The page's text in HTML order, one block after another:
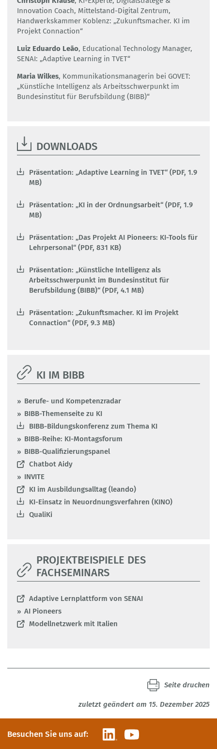
Innovation Coach, Mittelstand-Digital Zentrum,
Handwerkskammer Koblenz: „Zukunftsmacher. KI im
Projekt Connaction“
Luiz Eduardo Leão, Educational Technology Manager,
SENAI: „Adaptive Learning in TVET“
Maria Wilkes, Kommunikationsmanagerin bei GOVET:
„Künstliche Intelligenz als Arbeitsschwerpunkt im
Bundesinstitut für Berufsbildung (BIBB)“
DOWNLOADS
Präsentation: „Adaptive Learning in TVET“ (PDF, 1.9
MB)
Präsentation: „KI in der Ordnungsarbeit“ (PDF, 1.9
MB)
Präsentation: „Das Projekt AI Pioneers: KI-Tools für
Lehrpersonal“ (PDF, 831 KB)
Präsentation: „Künstliche Intelligenz als
Arbeitsschwerpunkt im Bundesinstitut für
Berufsbildung (BIBB)“ (PDF, 4.1 MB)
Präsentation: „Zukunftsmacher. KI im Projekt
Connaction“ (PDF, 9.3 MB)
KI IM BIBB
Berufe- und Kompetenzradar
BIBB-Themenseite zu KI
BIBB-Bildungskonferenz zum Thema KI
BIBB-Reihe: KI-Montagsforum
BIBB-Qualifizierungspanel
Chatbot Aidy
INVITE
KI im Ausbildungsalltag (leando)
KI-Einsatz in Neuordnungsverfahren (KINO)
QualiKi
PROJEKTBEISPIELE DES
FACHSEMINARS
Adaptive Lernplattform von SENAI
AI Pioneers
Modellnetzwerk mit Italien
zuletzt geändert am 15. Dezember 2025
Seite drucken
Besuchen Sie uns auf: LinkedInYouTube